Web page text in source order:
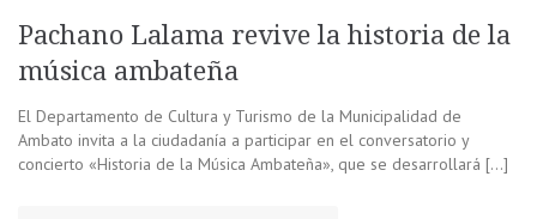
Pachano Lalama revive la historia de la
música ambateña
El Departamento de Cultura y Turismo de la Municipalidad de
Ambato invita a la ciudadanía a participar en el conversatorio y
concierto «Historia de la Música Ambateña», que se desarrollará […]